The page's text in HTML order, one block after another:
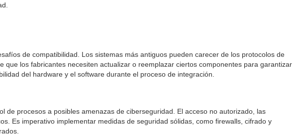
de compatibilidad. Los sistemas más antiguos pueden carecer de los protocolos de
los fabricantes necesiten actualizar o reemplazar ciertos componentes para garantizar
del hardware y el software durante el proceso de integración.
procesos a posibles amenazas de ciberseguridad. El acceso no autorizado, las
Es imperativo implementar medidas de seguridad sólidas, como firewalls, cifrado y